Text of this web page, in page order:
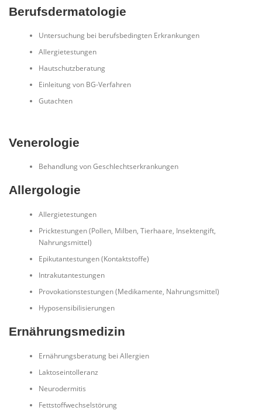
Berufsdermatologie
Untersuchung bei berufsbedingten Erkrankungen
Allergietestungen
Hautschutzberatung
Einleitung von BG-Verfahren
Gutachten
Venerologie
Behandlung von Geschlechtserkrankungen
Allergologie
Allergietestungen
Pricktestungen (Pollen, Milben, Tierhaare, Insektengift,
Nahrungsmittel)
Epikutantestungen (Kontaktstoffe)
Intrakutantestungen
Provokationstestungen (Medikamente, Nahrungsmittel)
Hyposensibilisierungen
Ernährungsmedizin
Ernährungsberatung bei Allergien
Laktoseintolleranz
Neurodermitis
Fettstoffwechselstörung